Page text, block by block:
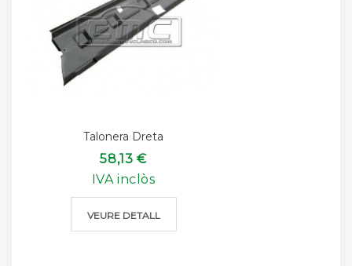
Talonera Dreta
58,13 €
IVA inclòs
VEURE DETALL